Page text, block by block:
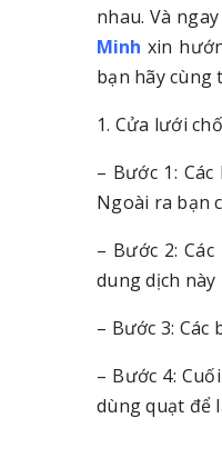
nhau. Và
Minh xin
bạn hãy cùng
1. Cửa lưới
– Bước 1:
Ngoài ra bạn
– Bước 2:
dung dịch
– Bước 3:
– Bước 4:
dùng quạt để